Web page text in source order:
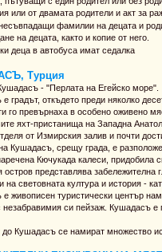
или от двамата родители и акт за
фамилии на децата и
на децата, както и копие от него.
деца в автобуса имат седалка
Турция
- "Перлата на Егейско море".
градът, откъдето преди няколко
го превърнаха в особено оживено
яхт-пристанища на Западна
от Измирския залив и почти
Кушадасъ, срещу града, е
Кючукада калеси, придобила
остров представлява
на световната култура и история -
живописен туристически център
незабравимия си пейзаж. Кушадасъ е
до Кушадасъ се намират множество